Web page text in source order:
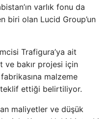
varlık fonu da
biri olan Lucid Group’un
Trafigura’ya ait
ve bakır projesi için
malzeme
teklif ettiği belirtiliyor.
maliyetler ve düşük